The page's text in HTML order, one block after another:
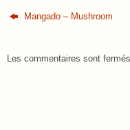
Mangado – Mushroom
Les commentaires sont